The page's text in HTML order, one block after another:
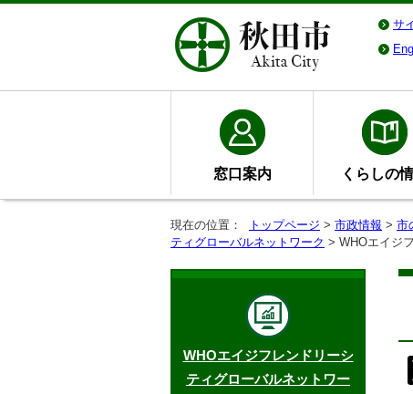
サ
窓口案内 くらしの
現在の位置： トップページ > 市政情報 > 市
ティグローバルネットワーク > WHOエイジ
WHOエイジフレンドリーシ
ティグローバルネットワー